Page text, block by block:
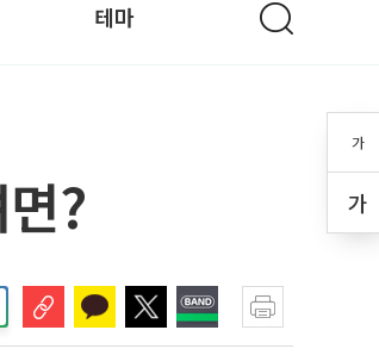
가
가
테마
?